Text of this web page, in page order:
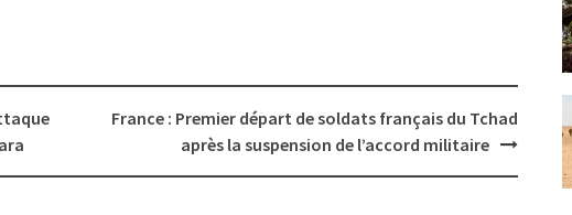
France : Premier départ de soldats français du Tchad
après la suspension de l’accord militaire